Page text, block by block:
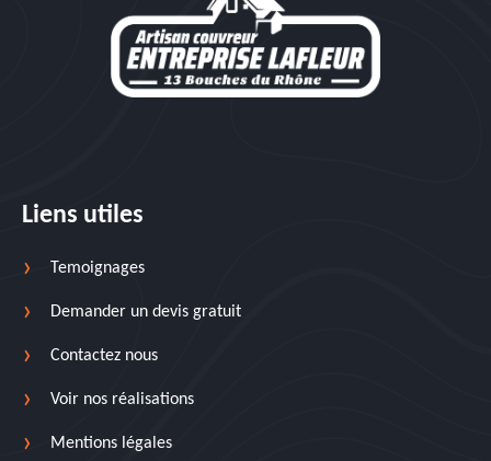
Liens utiles
Temoignages
Demander un devis gratuit
Contactez nous
Voir nos réalisations
Mentions légales